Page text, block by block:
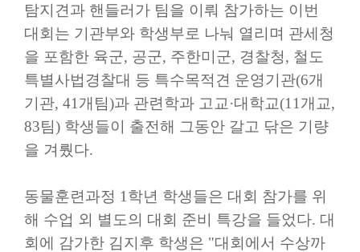
탐지견과 핸들러가 팀을 이뤄 참가하는 이번
대회는 기관부와 학생부로 나눠 열리며 관세청
을 포함한 육군, 공군, 주한미군, 경찰청, 철도
특별사법경찰대 등 특수목적견 운영기관(6개
기관, 41 개팀)과 관련학과 고교 ·대학교(11 개교,
83팀) 학생들이 출전해 그동안 갈고 닦은 기량
을 겨뤘다.
동물훈련과정 1 학년 학생들은 대회 참가를 위
해 수업 외 별도의 대회 준비 특강을 들었다. 대
회에 감가한 김지후 학생은 "대회에서 수상까